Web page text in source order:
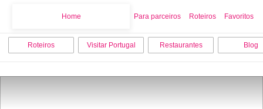
Home Para parceiros Roteiros Favoritos
Roteiros Visitar Portugal Restaurantes Blog